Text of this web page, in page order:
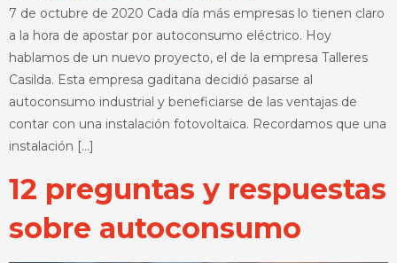
7 de octubre de 2020 Cada día más empresas lo tienen claro
a la hora de apostar por autoconsumo eléctrico. Hoy
hablamos de un nuevo proyecto, el de la empresa Talleres
Casilda. Esta empresa gaditana decidió pasarse al
autoconsumo industrial y beneficiarse de las ventajas de
contar con una instalación fotovoltaica. Recordamos que una
instalación […]
12 preguntas y respuestas
sobre autoconsumo